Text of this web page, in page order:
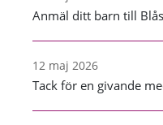
Anmäl ditt barn till
12 maj 2026
Tack för en givande